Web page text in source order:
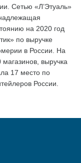
Сетью «Л’Этуаль»
на 2020 год
по выручке
в России. На
выручка
17 место по
России.